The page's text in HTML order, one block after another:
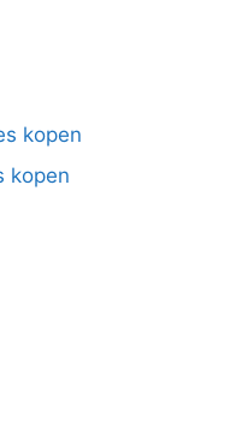
kopen
kopen